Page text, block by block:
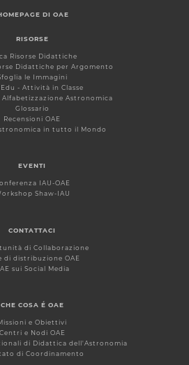
DI OAE
RISORSE
Risorse Didattiche
Didattiche per Argomento
le Immagini
- Attività in Classe
Alfabetizzazione Astronomica
Glossario
Recensioni OAE
in tutto il Mondo
EVENTI
IAU-OAE
Shaw-IAU
CONTATTACI
di Collaborazione
di distribuzione OAE
sui Social Media
CHE COSA É OAE
e Obiettivi
Centri e Nodi OAE
di Didattica dell'Astronomia
di Coordinamento